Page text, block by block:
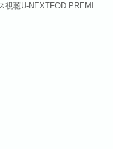
視聴U-NEXTFOD PREMI...